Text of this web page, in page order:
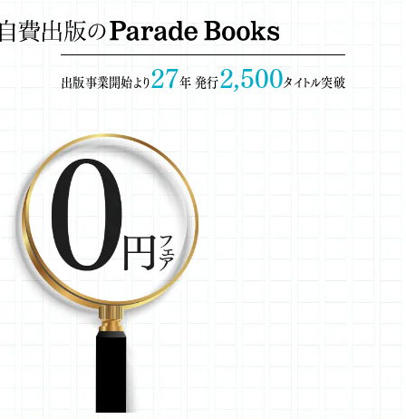
出版事業開始より27年 発行2,500タイトル突破